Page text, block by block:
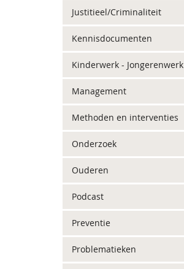
Justitieel/Criminaliteit
Kennisdocumenten
Kinderwerk - Jongerenwerk
Management
Methoden en interventies
Onderzoek
Ouderen
Podcast
Preventie
Problematieken